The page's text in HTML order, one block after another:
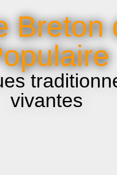
Breton
vivantes
pratiques